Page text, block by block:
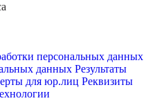
персональных данных
данных Результаты
для юр.лиц Реквизиты